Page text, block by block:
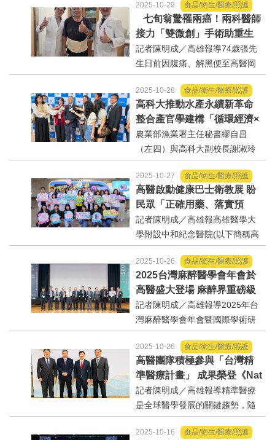
婦女/孩童
健康/養生
命理/信仰/宗教/宮廟/教會
演講/發表會/論壇/研討會
國際/全球
交通運輸
中美台
餐飲美食
高醫）自112年與索馬利蘭哈爾格
薩總醫院締結姐妹醫院以來，長
期耕耘當地醫療人力培育，已培
訓超過30位醫護人員。10...
2025-10-29 食品/衛生/醫療/照護
七旬翁驚罹兩癌！兩科醫師
接力「雙微創」手術助重生
記者陳明成／高雄報導74歲張先
生日前因腹痛、解黑便至高醫岡
山醫院就醫，意外接連發現胃
部、大腸均有惡性腫瘤，考量其
年事已高，為降低重複手術及麻
醉風險，消化外科與大腸直腸外
科兩名主任級醫師跨科...
2025-10-28 食品/衛生/醫療/照護
高科大推動水產永續新革命
整合產官學建構「循環經濟×
智慧加工」藍圖
農業部漁業署主任秘書繆自昌
（左四）與高科大副校長謝淑玲
（左三）接受訪問【本報記者陳
明成高雄報導】面對氣候變遷衝
擊與水產產業升級需求，國立高
雄科技大學28日在楠梓校區展現
「水產永續世代」科技計畫成...
2025-10-27 食品/衛生/醫療/照護
高醫啟動健康巴士衛教展 盼
民眾「正確用藥、落實預
防」甩開危機
記者陳明成／高雄報高雄醫學大
學附設中和紀念醫院(以下簡稱高
醫)(27)日響應「世界抗生素
週」，舉辦「健康巴士快上車，
甩開抗藥性危機」展覽，並邀請
到衛生福利部疾病管制署、高雄
市政府衛生局一同共襄盛舉，...
2025-10-26 食品/衛生/醫療/照護
2025台灣麻醉醫學會年會於
高醫盛大登場 麻醉界重磅級
國際學者齊聚探討麻醉的無
限與永續
記者陳明成／高雄報導2025年台
灣麻醉醫學會年會暨國際學術研
討會於24日至26日盛大登場。今
年以「麻醉的無限與永續（Infinit
yandSustainabilityinAnesthesi
a）」為主題，展現麻醉醫學在智
慧科技、永續發展...
2025-10-26 食品/衛生/醫療/照護
高醫團隊積極參與「台灣精
準醫療計畫」 成果榮登《Nat
ure》《Science》等國際頂
尖期刊
記者陳明成／高雄報導精準醫療
是全球醫學發展的關鍵趨勢，隨
著台灣邁入超高齡社會，高雄醫
學大學暨醫療體系自2019年起積
2025-10-16 食品/衛生/醫療/照護